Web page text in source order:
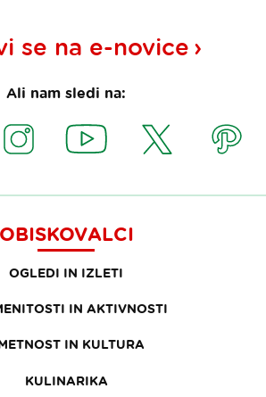
se na e-novice
Ali nam sledi na:
OBISKOVALCI
OGLEDI IN IZLETI
IN AKTIVNOSTI
IN KULTURA
KULINARIKA